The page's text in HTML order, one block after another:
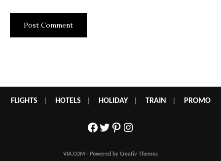
FLIGHTS HOTELS HOLIDAY| TRAIN PROMO
Facebook
Twitter
Pinterest
Instagram
VIA.COM - Powered by Creativ Themes